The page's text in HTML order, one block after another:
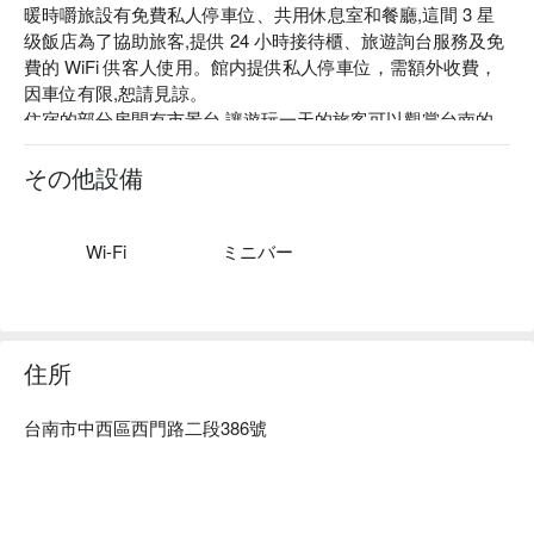
暖時嚼旅設有免費私人停車位、共用休息室和餐廳,這間 3 星
级飯店為了協助旅客,提供 24 小時接待櫃、旅遊詢台服務及免
費的 WiFi 供客人使用。館内提供私人停車位，需額外收費，
因車位有限,恕請見諒。
住宿的部分房間有市景台,讓遊玩一天的旅客可以觀賞台南的
夜景。住宿每天亦有提供自助式、美式或亞洲風味等豐富早
點。
暖時嚼旅評價：Google 4.3 星。
理位置的優勢可享有便利的交通及週邊服務，走路 5 分鐘內就
その他設備
Wi-Fi ミニバー
住所
台南市中西區西門路二段386號